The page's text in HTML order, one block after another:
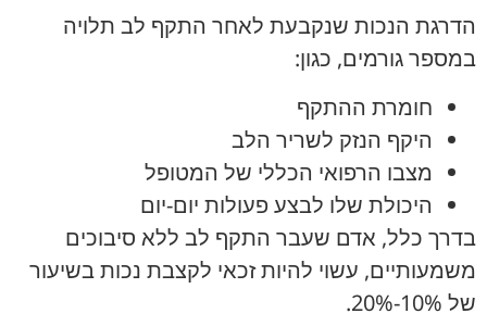
הדרגת הנכות שנקבעת לאחר התקף לב תלויה
במספר גורמים, כגון:
חומרת ההתקף
היקף הנזק לשריר הלב
מצבו הרפואי הכללי של המטופל
היכולת שלו לבצע פעולות יום-יום
בדרך כלל, אדם שעבר התקף לב ללא סיבוכים
משמעותיים, עשוי להיות זכאי לקצבת נכות בשיעור
של 10%-20%.